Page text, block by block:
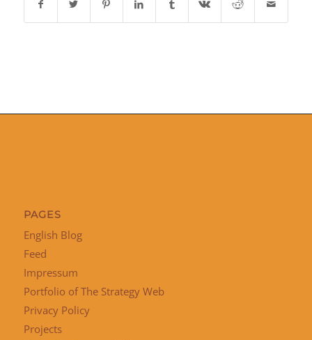
PAGES
English Blog
Feed
Impressum
Portfolio of The Strategy Web
Privacy Policy
Projects